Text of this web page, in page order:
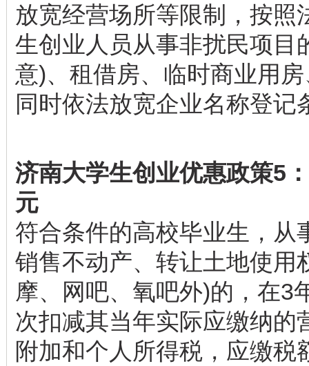
放宽经营场所等限制，按照
生创业人员从事非扰民项目
意)、租借房、临时商业用
同时依法放宽企业名称登
济南大学生创业优惠政策5
元
符合条件的高校毕业生，从
销售不动产、转让土地使用
摩、网吧、氧吧外)的，在3
次扣减其当年实际应缴纳的
附加和个人所得税，应缴